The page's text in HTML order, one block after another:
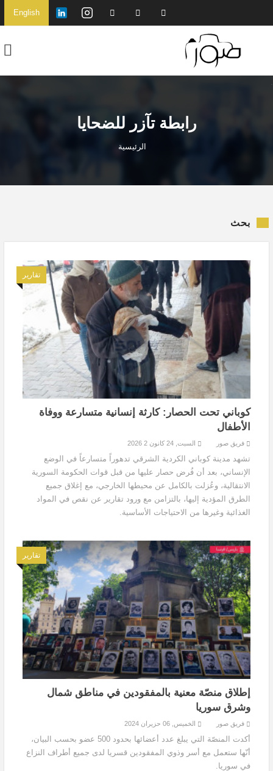
English
رابطة تآزر للضحايا
الرئيسية
بحث
تقارير
كوباني تحت الحصار: كارثة إنسانية متسارعة ووفاة
الأطفال
فريق صور السبت, 24 كانون 2 2026
تشهد مدينة كوباني الكردية الشرقي تدهوراً متسارعاً في الوضع
الإنساني، بعد أن فُرض حصار عليها من قبل قوات الحكومة السورية
الانتقالية، وعُزلت بالكامل عن محيطها الخارجي، مع إغلاق جميع
الطرق المؤدية إليها، بالتزامن مع ورود تقارير عن نقص في المواد
الغذائية وغيرها من الاحتياجات الأساسية.
تقارير
إطلاق منصّة معنية بالمفقودين في مناطق شمال
وشرق سوريا
فريق صور الخميس, 06 حزيران 2024
أكدت المنصّة التي يبلغ عدد أعضائها بحدود 500 عضو بحسب البيان،
أنّها ستعمل مع أسر وذوي المفقودين قسريا لدى جميع أطراف النزاع
في سوريا.